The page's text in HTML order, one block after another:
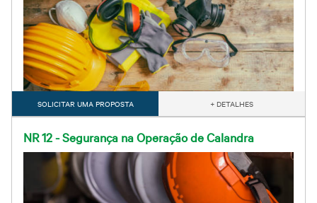
SOLICITAR UMA PROPOSTA + DETALHES
NR 12 - Segurança na Operação de Calandra